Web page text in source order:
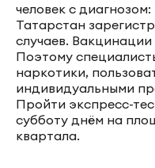
человек с
Татарстан
случаев.
Поэтому
наркотики,
индивидуальными
Пройти экспресс-
субботу днём на
квартала.